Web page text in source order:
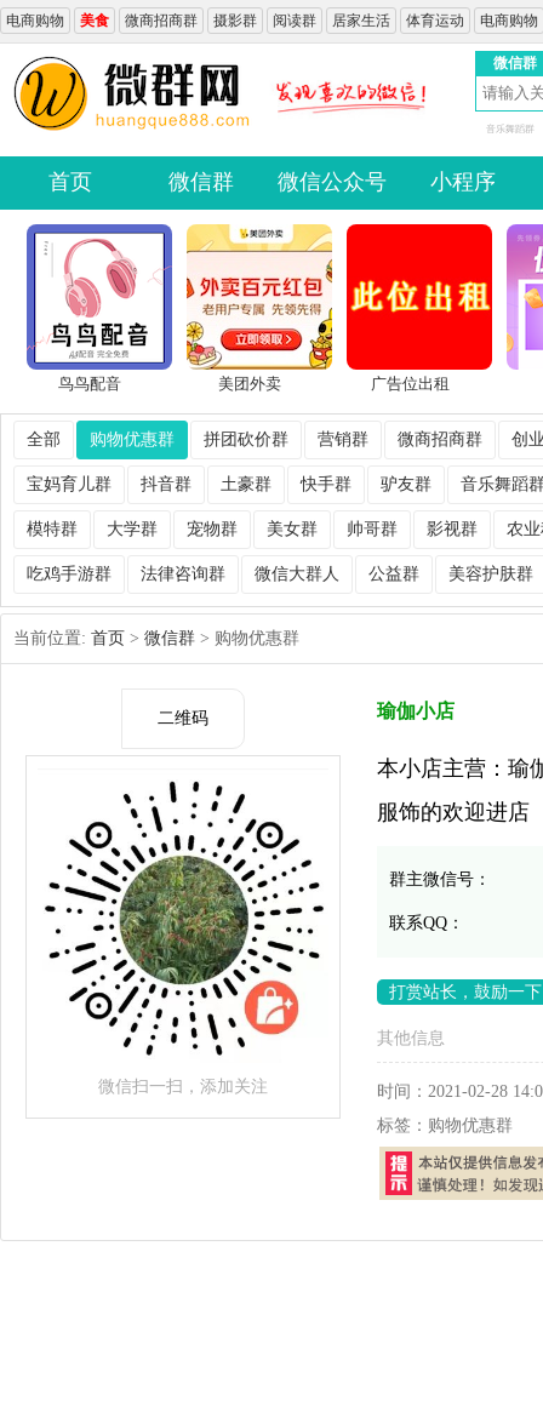
电商购物 美食 微商招商群 摄影群 阅读群 居家生活 体育运动 电商购物
微信群
音乐舞蹈群
首页 微信群 微信公众号 小程序
鸟鸟配音 美团外卖 广告位出租
全部 购物优惠群 拼团砍价群 营销群 微商招商群 创
宝妈育儿群 抖音群 土豪群 快手群 驴友群 音乐舞蹈
模特群 大学群 宠物群 美女群 帅哥群 影视群 农
吃鸡手游群 法律咨询群 微信大群人 公益群 美容护肤群
当前位置: 首页 > 微信群 > 购物优惠群
二维码
微信扫一扫，添加关注
瑜伽小店
本小店主营：瑜
服饰的欢迎进店
群主微信号：
联系QQ：
打赏站长，鼓励一
其他信息
时间： 2021-02-28
标签： 购物优惠群